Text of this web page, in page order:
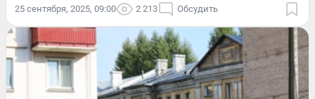
25 сентября, 2025, 09:00 2 213 Обсудить